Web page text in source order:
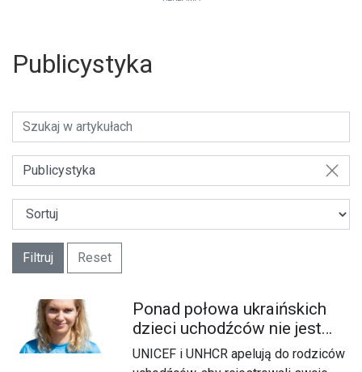
Publicystyka
Publicystyka
Filtruj Reset
Ponad połowa ukraińskich
dzieci uchodźców nie jest
zapisana do szkół w Polsce
UNICEF i UNHCR apelują do rodziców